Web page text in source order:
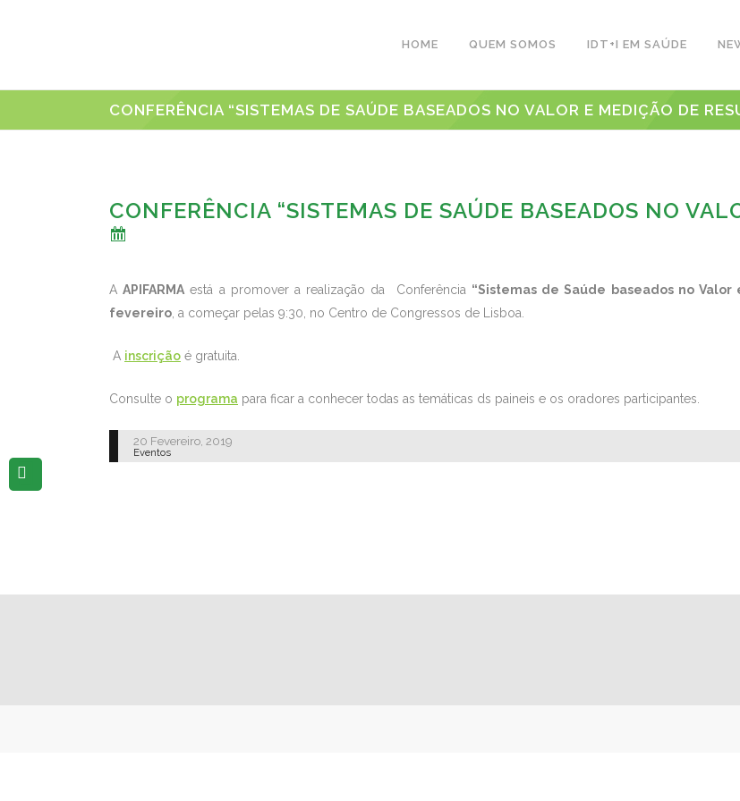
HOME QUEM SOMOS IDT+I EM SAÚDE
CONFERÊNCIA “SISTEMAS DE SAÚDE BASEADOS NO VALOR E MEDIÇÃO DE
CONFERÊNCIA “SISTEMAS DE SAÚDE BASEADOS NO
AAPIFARMA está a promover a realização da Conferência “Sistemas de Saúde baseados no
fevereiro , a começar pelas 9:30, no Centro de Congressos de Lisboa.
A inscrição é gratuita.
Consulte o programa para ficar a conhecer todas as temáticas ds paineis e os oradores participantes.
20 Fevereiro, 2019
Eventos